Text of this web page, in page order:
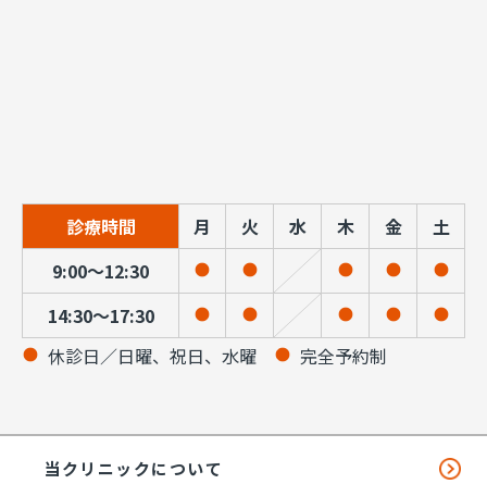
診療時間 月 火 水 木 金
土
9:00～12:30
14:30～17:30
休診日／日曜、祝日、水曜
完全予約制
当クリニックについて